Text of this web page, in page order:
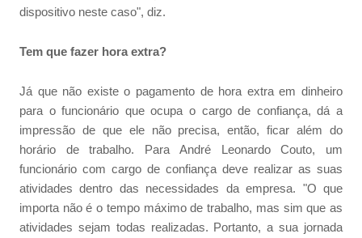
dispositivo neste caso", diz.
Tem que fazer hora extra?
Já que não existe o pagamento de hora extra em dinheiro
para o funcionário que ocupa o cargo de confiança, dá a
impressão de que ele não precisa, então, ficar além do
horário de trabalho. Para André Leonardo Couto, um
funcionário com cargo de confiança deve realizar as suas
atividades dentro das necessidades da empresa. "O que
importa não é o tempo máximo de trabalho, mas sim que as
atividades sejam todas realizadas. Portanto, a sua jornada